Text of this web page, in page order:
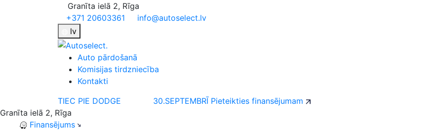
Granīta ielā 2, Rīga
+371 20603361
info@autoselect.lv
lv
Auto pārdošanā
Komisijas tirdzniecība
Kontakti
TIEC PIE DODGE
30.SEPTEMBRĪ Pieteikties finansējumam
Granīta ielā 2, Rīga
Finansējums